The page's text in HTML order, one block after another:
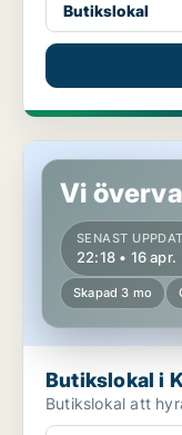
Butikslokal
Butikslokal i Kirseberg
Vi
SENAST
22:18 • 16 apr.
Skapad 3 mo
Butikslokal i
Butikslokal att